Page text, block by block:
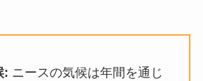
: ニースの気候は年間を通じ